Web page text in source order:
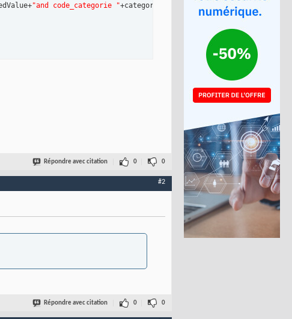
"and code_categorie "+categorie.SelectedValue ;
Répondre avec citation 0 0
#2
Répondre avec citation 0 0